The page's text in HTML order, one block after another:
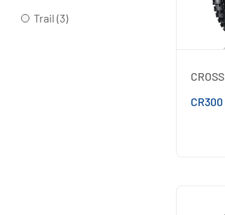
Trail (3)
CROSS
CR300